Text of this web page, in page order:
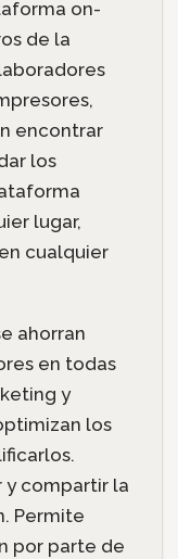
on-
de la
encontrar
los
lugar,
cualquier
ahorran
en todas
y
los
y compartir la
Permite
por parte de